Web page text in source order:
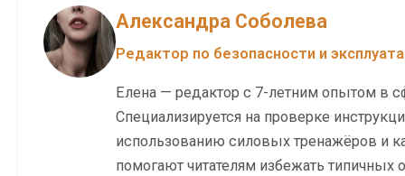
Александра Соболева
Редактор по безопасности и
Елена — редактор с 7-летним опытом в
Специализируется на проверке
использованию силовых тренажёров и
помогают читателям избежать